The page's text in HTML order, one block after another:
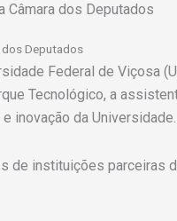
Câmara dos Deputados
dos Deputados
Federal de Viçosa
Tecnológico, a
inovação da Universidade.
instituições parceiras